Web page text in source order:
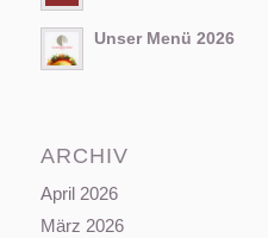
Unser Menü 2026
ARCHIV
April 2026
März 2026